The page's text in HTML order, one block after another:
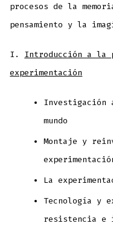
procesos de la
pensamiento y la
I. Introducción a la
experimentación
Investigación
mundo
Montaje y
La
Tecnología y
resistencia e